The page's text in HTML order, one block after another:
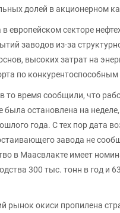
долей в акционерном
в европейском секторе
заводов из-за
высоких затрат на
по конкурентоспособным
то время сообщили, что
была остановлена на
года. С тех пор дата
завода не
в Маасвлакте имеет
300 тыс. тонн в год и
рынок окиси пропилена